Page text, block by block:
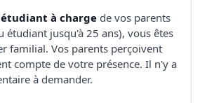
étudiant à charge de vos parents
étudiant jusqu'à 25 ans), vous êtes
familial. Vos parents perçoivent
compte de votre présence. Il n'y a
à demander.